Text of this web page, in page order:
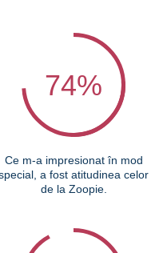
74%
Ce m-a impresionat în mod
a fost atitudinea celor
de la Zoopie.